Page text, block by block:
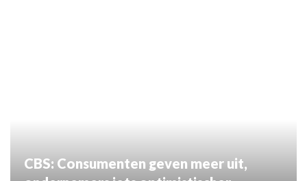
CBS: Consumenten geven meer uit,